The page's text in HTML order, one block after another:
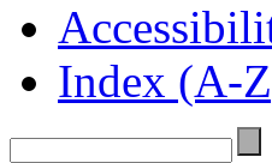
Index (A-